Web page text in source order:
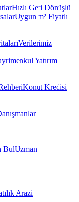
Hızlı Geri Dönüşlü
Uygun m² Fiyatlı
Verilerimiz
Yatırım
Konut Kredisi
BulUzman
Arazi